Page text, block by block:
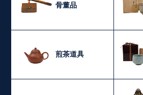
骨董品
煎茶道具